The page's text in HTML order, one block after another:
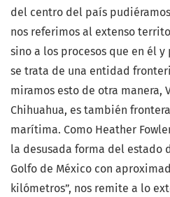
del centro del país
nos referimos al extenso
sino a los procesos que en él
se trata de una entidad
miramos esto de otra manera,
Chihuahua, es también
marítima. Como Heather
la desusada forma del estado
Golfo de México con
kilómetros”, nos remite a lo